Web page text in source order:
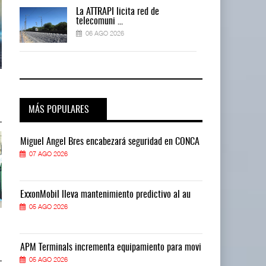
AMANAC, treinta y nueve años
05 AGO 2026
05 AGO 2026
AMANAC, treinta y nueve años
05 AGO 2026
La ATTRAPI licita red de
telecomuni ...
06 AGO 2026
MÁS POPULARES
Miguel Ángel Bres encabezará seguridad en CONCA
07 AGO 2026
ExxonMobil lleva mantenimiento predictivo al au
05 AGO 2026
APM Terminals incrementa equipamiento para movi
05 AGO 2026